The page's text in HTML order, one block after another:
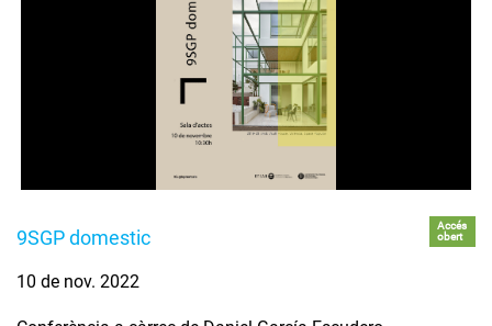
9SGP domestic
Accés
obert
10 de nov. 2022